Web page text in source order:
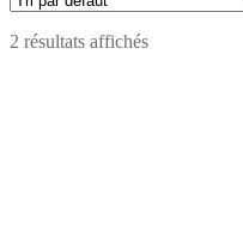
2 résultats affichés